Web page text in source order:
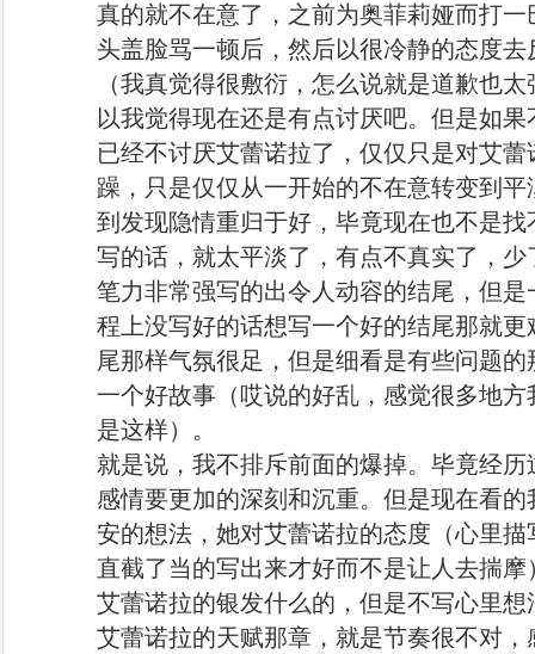
真的就不在意了，之前为奥菲莉娅而打
头盖脸骂一顿后，然后以很冷静的态度
（我真觉得很敷衍，怎么说就是道歉也
以我觉得现在还是有点讨厌吧。但是如
已经不讨厌艾蕾诺拉了，仅仅只是对艾
躁，只是仅仅从一开始的不在意转变到
到发现隐情重归于好，毕竟现在也不是
写的话，就太平淡了，有点不真实了，
笔力非常强写的出令人动容的结尾，但
程上没写好的话想写一个好的结尾那就
尾那样气氛很足，但是细看是有些问题
一个好故事（哎说的好乱，感觉很多地
是这样）。
就是说，我不排斥前面的爆掉。毕竟经
感情要更加的深刻和沉重。但是现在看
安的想法，她对艾蕾诺拉的态度（心里
直截了当的写出来才好而不是让人去揣
艾蕾诺拉的银发什么的，但是不写心里
艾蕾诺拉的天赋那章，就是节奏很不对